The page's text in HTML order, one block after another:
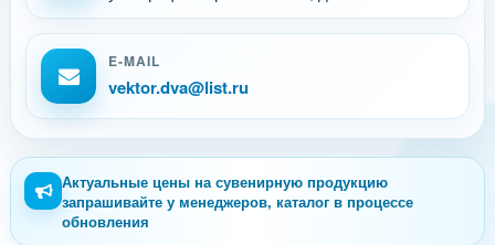
E-MAIL
vektor.dva@list.ru
Актуальные цены на сувенирную продукцию
запрашивайте у менеджеров, каталог в процессе
обновления